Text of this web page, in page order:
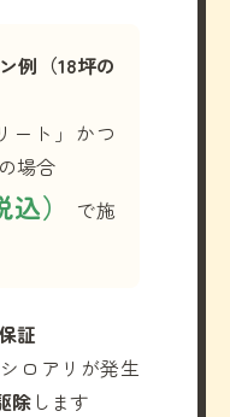
例（18坪の
ート」かつ
場合
）
で施
証
ロアリが発生
除 します